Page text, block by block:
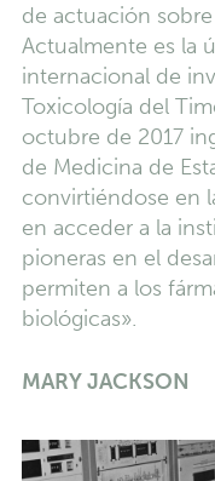
de actuación
Actualmente es la
internacional de
Toxicología del
octubre de 2017
de Medicina de
convirtiéndose en
en acceder a la
pioneras en el
permiten a los
biológicas».
MARY JACKSON